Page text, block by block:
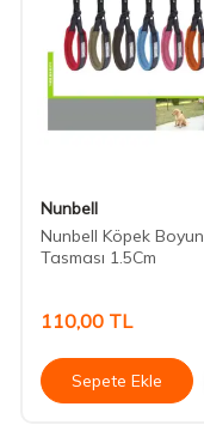
Nunbell
Nunbell Köpek Boyun
Tasması 1.5Cm
110,00 TL
Sepete Ekle